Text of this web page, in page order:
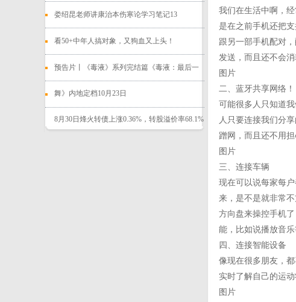
娄绍昆老师讲康治本伤寒论学习笔记13
看50+中年人搞对象，又狗血又上头！
预告片丨《毒液》系列完结篇《毒液：最后一
舞》内地定档10月23日
8月30日烽火转债上涨0.36%，转股溢价率68.1%
我们在生活中啊，
是在之前手机还把
跟另一部手机配对
发送，而且还不会消
图片
二、蓝牙共享网络！
可能很多人只知道
人只要连接我们分
蹭网，而且还不用
图片
三、连接车辆
现在可以说每家每
来，是不是就非常
方向盘来操控手机
能，比如说播放音
四、连接智能设备
像现在很多朋友，
实时了解自己的运
图片